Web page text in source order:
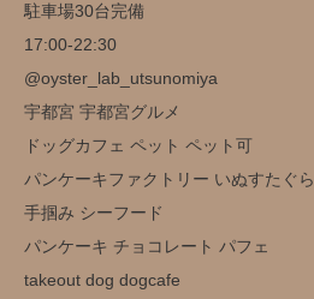
駐車場30台完備️
17:00-22:30
@oyster_lab_utsunomiya
宇都宮 宇都宮グルメ
ドッグカフェ ペット ペット可
パンケーキファクトリー いぬすたぐ
手掴み シーフード
パンケーキ チョコレート パフェ
takeout dog dogcafe